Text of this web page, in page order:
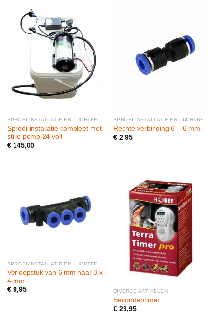
Sproei-installatie compleet met
stille pomp 24 volt
€145,00
Rechte verbinding 6 – 6 mm.
€2,95
Verloopstuk van 6 mm naar 3 x
4 mm
€9,95 DIVERSE ARTIKELEN
Secondentimer
€23,95